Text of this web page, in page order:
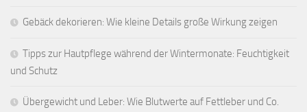
Gebäck dekorieren: Wie kleine Details große Wirkung zeigen
Tipps zur Hautpflege während der Wintermonate: Feuchtigkeit
und Schutz
Übergewicht und Leber: Wie Blutwerte auf Fettleber und Co.